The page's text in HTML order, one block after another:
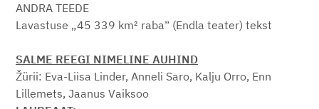
ANDRA TEEDE
Lavastuse „45 339 km² rabaˮ (Endla teater) tekst
SALME REEGI NIMELINE AUHIND
Žürii: Eva-Liisa Linder, Anneli Saro, Kalju Orro, Enn
Lillemets, Jaanus Vaiksoo